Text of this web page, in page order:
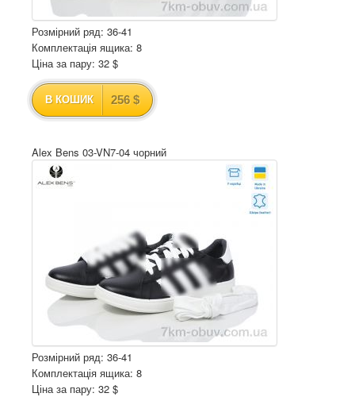
Розмірний ряд: 36-41
Комплектація ящика: 8
Ціна за пару: 32 $
В КОШИК 256 $
Alex Bens 03-VN7-04 чорний
Розмірний ряд: 36-41
Комплектація ящика: 8
Ціна за пару: 32 $